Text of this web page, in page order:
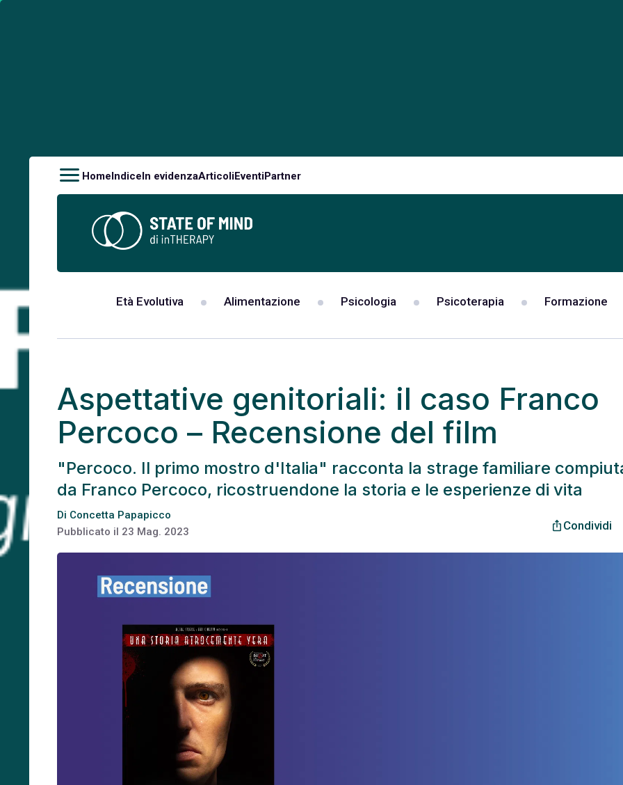
HomeIndiceIn evidenzaArticoliEventiPartner
Età Evolutiva Alimentazione Psicologia Psicoterapia Formazione
Aspettative genitoriali: il caso Franco
Percoco – Recensione del film
"Percoco. Il primo mostro d'Italia" racconta la strage familiare
da Franco Percoco, ricostruendone la storia e le esperienze di vita
Di Concetta Papapicco
Pubblicato il 23 Mag. 2023
ios_share Condividi